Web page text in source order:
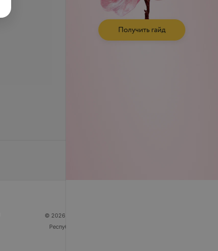
© 2026 ООО «Артокс Лаб», УНП 191700409
Республика Беларусь, г. Минск, улица Толбухина, 2,